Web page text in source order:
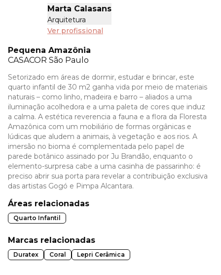
Marta Calasans
Arquitetura
Ver profissional
Pequena Amazônia
CASACOR São Paulo
Setorizado em áreas de dormir, estudar e brincar, este
quarto infantil de 30 m2 ganha vida por meio de materiais
naturais – como linho, madeira e barro – aliados a uma
iluminação acolhedora e a uma paleta de cores que induz
a calma. A estética reverencia a fauna e a flora da Floresta
Amazônica com um mobiliário de formas orgânicas e
lúdicas que aludem a animais, à vegetação e aos rios. A
imersão no bioma é complementada pelo papel de
parede botânico assinado por Ju Brandão, enquanto o
elemento-surpresa cabe a uma casinha de passarinho: é
preciso abrir sua porta para revelar a contribuição exclusiva
das artistas Gogó e Pimpa Alcantara.
Áreas relacionadas
Quarto Infantil
Marcas relacionadas
Duratex Coral Lepri Cerâmica